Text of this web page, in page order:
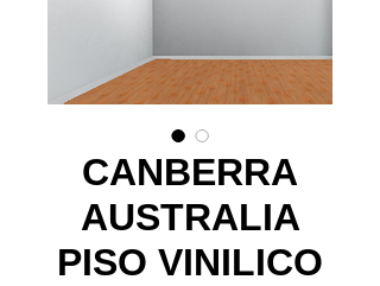
CANBERRA
AUSTRALIA
PISO VINILICO